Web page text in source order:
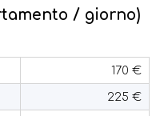
/ giorno)
170 €
225 €